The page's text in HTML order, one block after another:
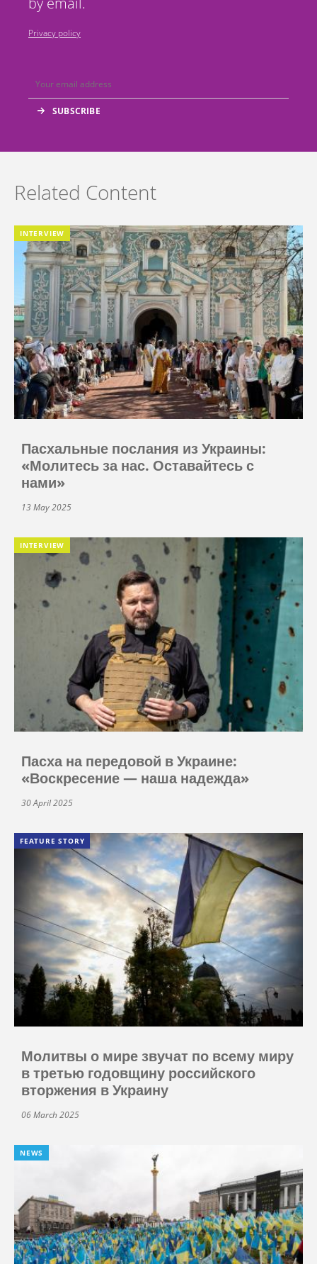
Privacy policy
Related Content
INTERVIEW
Пасхальные послания из Украины:
«Молитесь за нас. Оставайтесь с
нами»
13 May 2025
INTERVIEW
Пасха на передовой в Украине:
«Воскресение — наша надежда»
30 April 2025
FEATURE STORY
Молитвы о мире звучат по всему миру
в третью годовщину российского
вторжения в Украину
06 March 2025
NEWS